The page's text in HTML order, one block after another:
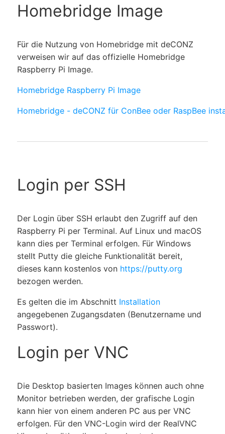
Homebridge Image
Für die Nutzung von Homebridge mit deCONZ
verweisen wir auf das offizielle Homebridge
Raspberry Pi Image.
Homebridge Raspberry Pi Image
Homebridge - deCONZ für ConBee oder RaspBee
Login per SSH
Der Login über SSH erlaubt den Zugriff auf den
Raspberry Pi per Terminal. Auf Linux und macOS
kann dies per Terminal erfolgen. Für Windows
stellt Putty die gleiche Funktionalität bereit,
dieses kann kostenlos von https://putty.org
bezogen werden.
Es gelten die im Abschnitt Installation
angegebenen Zugangsdaten (Benutzername und
Passwort).
Login per VNC
Die Desktop basierten Images können auch ohne
Monitor betrieben werden, der grafische Login
kann hier von einem anderen PC aus per VNC
erfolgen. Für den VNC-Login wird der RealVNC